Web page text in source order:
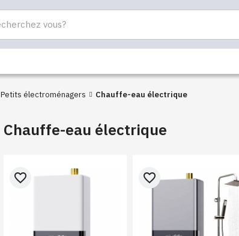
Petits électroménagers Chauffe-eau électrique
Chauffe-eau électrique
favorite_border favorite_border